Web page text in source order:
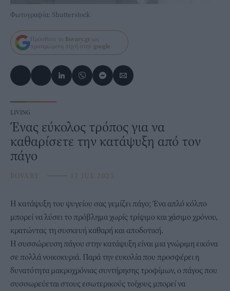
Φωτογραφία: Shutterstock
Πρόσθεσε το Bovary.gr ως
προτιμώμενη πηγή στην google
LIVING
Ένας εύκολος τρόπος για να
καθαρίσετε την κατάψυξη από τον
πάγο
BOVARY ⸻ 17 JUL 2025
Η κατάψυξη του ψυγείου σας γεμίζει πάγο; Ένα απλό κόλπο
μπορεί να λύσει το πρόβλημα χωρίς τρίψιμο και χάσιμο χρόνου,
κρατώντας τη συσκευή καθαρή και αποδοτική.
Η συσσώρευση πάγου στην κατάψυξη είναι μια γνώριμη εικόνα
σε πολλά νοικοκυριά. Παρά την ευκολία που προσφέρει η
δυνατότητα μακροχρόνιας συντήρησης τροφίμων, ο πάγος που
συσσωρεύεται στους εσωτερικούς τοίχους μπορεί να